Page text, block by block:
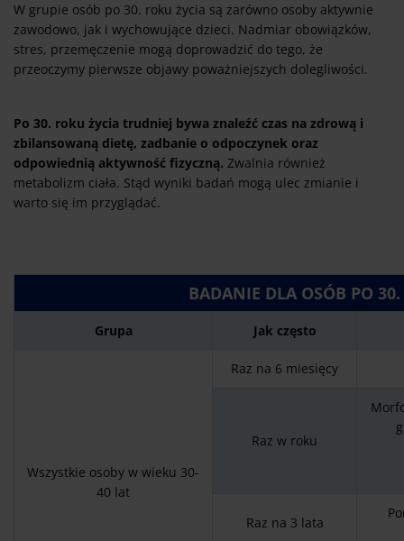
W grupie osób po 30. roku życia są zarówno osoby aktywnie
zawodowo, jak i wychowujące dzieci. Nadmiar obowiązków,
stres, przemęczenie mogą doprowadzić do tego, że
przeoczymy pierwsze objawy poważniejszych dolegliwości.
Po 30. roku życia trudniej bywa znaleźć czas na zdrową i
zbilansowaną dietę, zadbanie o odpoczynek oraz
odpowiednią aktywność fizyczną. Zwalnia również
metabolizm ciała. Stąd wyniki badań mogą ulec zmianie i
warto się im przyglądać.
BADANIE DLA OSÓB PO
Grupa Jak często
Wszystkie osoby w wieku 30-
40 lat
Raz na 6 miesięcy
Raz w roku
Raz na 3 lata